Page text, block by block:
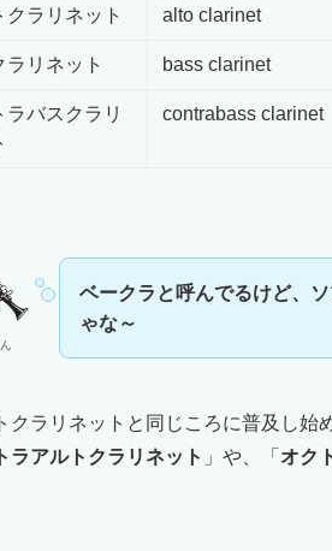
クラリネット alto clarinet
ラリネット bass clarinet
ラバスクラリ
contrabass clarinet
ベークラと呼んでるけど、
ゃな～
クラリネットと同じころに普及し始
ラアルトクラリネット 」や、「 オク